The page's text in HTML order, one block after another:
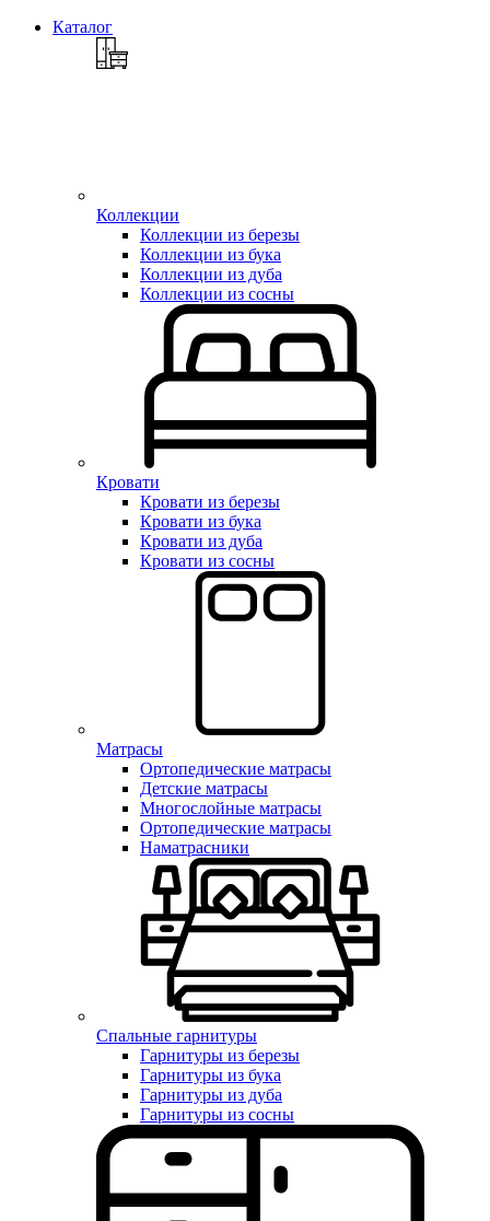
Каталог
Коллекции
Коллекции из березы
Коллекции из бука
Коллекции из дуба
Коллекции из сосны
Кровати
Кровати из березы
Кровати из бука
Кровати из дуба
Кровати из сосны
Матрасы
Ортопедические матрасы
Детские матрасы
Многослойные матрасы
Ортопедические матрасы
Наматрасники
Спальные гарнитуры
Гарнитуры из березы
Гарнитуры из бука
Гарнитуры из дуба
Гарнитуры из сосны